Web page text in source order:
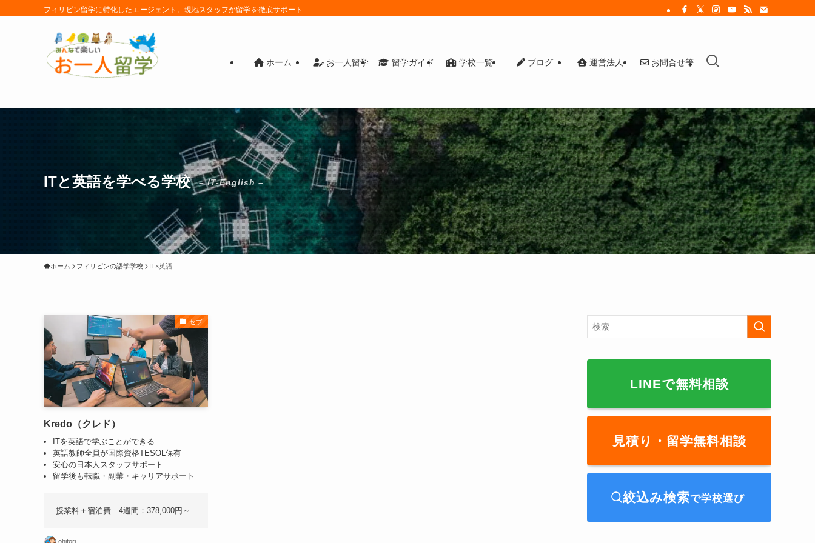
フィリピン留学に特化したエージェント。現地スタッフが留学を徹底サポート
ホーム お一人留学 留学ガイド 学校一覧 ブログ 運営法人 お問合せ等
ITと英語を学べる学校 – IT-English –
ホーム フィリピンの語学学校 IT×英語
セブ
Kredo（クレド）
ITを英語で学ぶことができる
英語教師全員が国際資格TESOL保有
安心の日本人スタッフサポート
留学後も転職・副業・キャリアサポート
授業料＋宿泊費 4週間：378,000円～
ohitori
LINEで無料相談
見積り・留学無料相談
絞込み検索で学校選び